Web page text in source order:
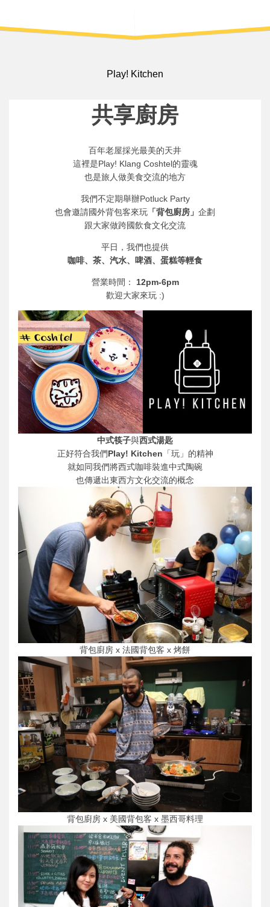
Play! Kitchen
共享廚房
百年老屋採光最美的天井
這裡是Play! Klang Coshtel的靈魂
也是旅人做美食交流的地方
我們不定期舉辦Potluck Party
也會邀請國外背包客來玩 「背包廚房」 企劃
跟大家做跨國飲食文化交流
平日，我們也提供
咖啡、茶、汽水、啤酒、蛋糕等輕食
營業時間： 12pm-6pm
歡迎大家來玩 :)
中式筷子與西式湯匙
正好符合我們Play! Kitchen 「玩」的精神
就如同我們將西式咖啡裝進中式陶碗
也傳遞出東西方文化交流的概念
背包廚房 x 法國背包客 x 烤餅
背包廚房 x 美國背包客 x 墨西哥料理